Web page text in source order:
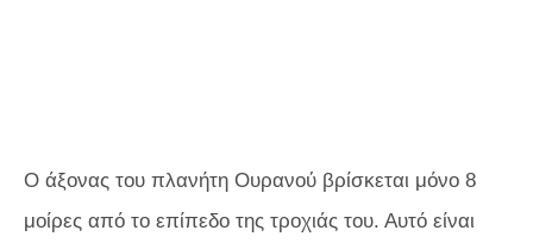
Ο άξονας του πλανήτη Ουρανού βρίσκεται μόνο 8
μοίρες από το επίπεδο της τροχιάς του. Αυτό είναι